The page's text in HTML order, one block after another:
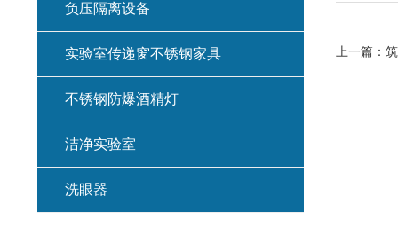
上一篇：
负压隔离设备
实验室传递窗不锈钢家具
不锈钢防爆酒精灯
洁净实验室
洗眼器